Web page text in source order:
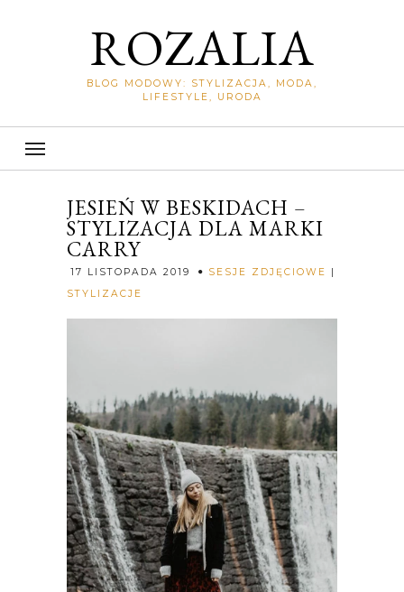
ROZALIA
BLOG MODOWY: STYLIZACJA, MODA,
LIFESTYLE, URODA
JESIEŃ W BESKIDACH –
STYLIZACJA DLA MARKI
CARRY
17 LISTOPADA 2019 SESJE ZDJĘCIOWE
|
STYLIZACJE